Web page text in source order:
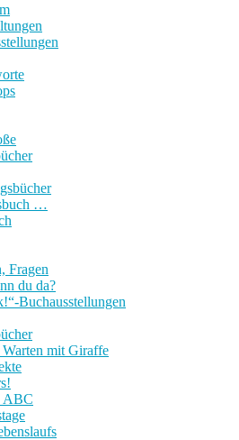
…
Fragen
du da?
Buchausstellungen
Warten mit Giraffe
ABC